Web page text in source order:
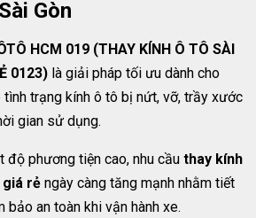
Gòn
HCM 019 (THAY KÍNH Ô TÔ SÀI
0123) là giải pháp tối ưu dành cho
tình trạng kính ô tô bị nứt, vỡ, trầy xước
gian sử dụng.
độ phương tiện cao, nhu cầuthay kính
giá rẻ ngày càng tăng mạnh nhằm tiết
bảo an toàn khi vận hành xe.